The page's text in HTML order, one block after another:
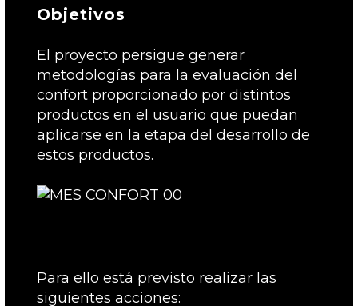
Objetivos
El proyecto persigue generar
metodologías para la evaluación del
confort proporcionado por distintos
productos en el usuario que puedan
aplicarse en la etapa del desarrollo de
estos productos.
Para ello está previsto realizar las
siguientes acciones: